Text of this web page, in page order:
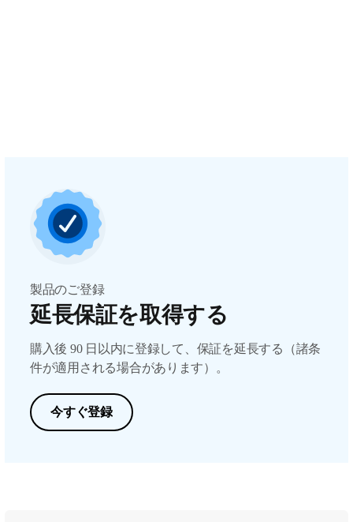
製品のご登録
延長保証を取得する
購入後 90 日以内に登録して、保証を延長する（諸条
件が適用される場合があります）。
今すぐ登録